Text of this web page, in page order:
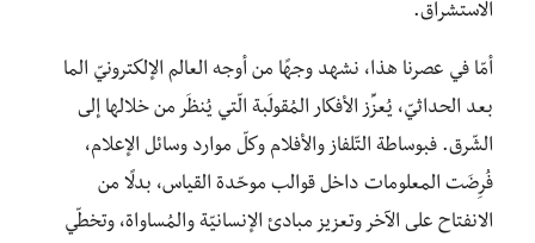
الاستشراق.
أمّا في عصرنا هذا، نشهد وجهًا من أوجه العالم الإلكترونيّ الما
بعد الحداثيّ، يُعزِّز الأفكار المُقولَبة الّتي يُنظَر من خلالها إلى
الشّرق. فبوساطة التّلفاز والأفلام وكلّ موارد وسائل الإعلام،
فُرِضَت المعلومات داخل قوالب موحّدة القياس، بدلًا من
الانفتاح على الآخر وتعزيز مبادئ الإنسانيّة والمُساواة، وتخطّي